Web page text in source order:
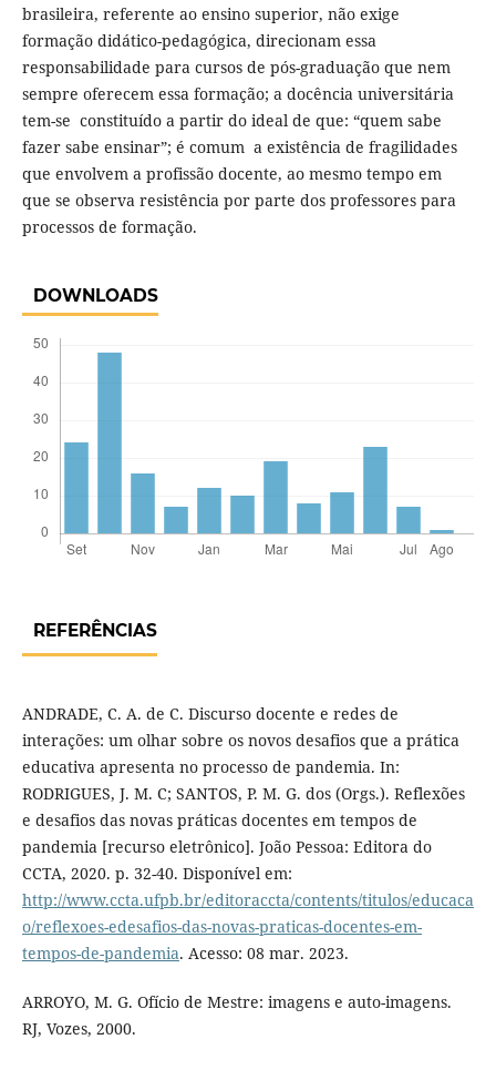
brasileira, referente ao ensino superior, não exige
formação didático-pedagógica, direcionam essa
responsabilidade para cursos de pós-graduação que nem
sempre oferecem essa formação; a docência universitária
tem-se constituído a partir do ideal de que: “quem sabe
fazer sabe ensinar”; é comum a existência de fragilidades
que envolvem a profissão docente, ao mesmo tempo em
que se observa resistência por parte dos professores para
processos de formação.
DOWNLOADS
REFERÊNCIAS
ANDRADE, C. A. de C. Discurso docente e redes de
interações: um olhar sobre os novos desafios que a prática
educativa apresenta no processo de pandemia. In:
RODRIGUES, J. M. C; SANTOS, P. M. G. dos (Orgs.). Reflexões
e desafios das novas práticas docentes em tempos de
pandemia [recurso eletrônico]. João Pessoa: Editora do
CCTA, 2020. p. 32-40. Disponível em:
http://www.ccta.ufpb.br/editoraccta/contents/titulos/educaca
o/reflexoes-edesafios-das-novas-praticas-docentes-em-
tempos-de-pandemia. Acesso: 08 mar. 2023.
ARROYO, M. G. Ofício de Mestre: imagens e auto-imagens.
RJ, Vozes, 2000.